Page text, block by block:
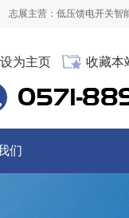
主营：低压馈电开关智能型
设为主页 收藏本
们